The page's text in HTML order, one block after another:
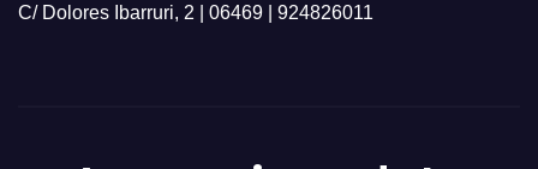
C/ Dolores Ibarruri, 2 | 06469 | 924826011